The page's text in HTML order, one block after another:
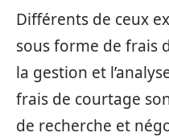
Différents de ceux
sous forme de frais
la gestion et
frais de courtage
de recherche et